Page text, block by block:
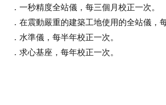
．一秒精度全站儀，每三個月校正一次。
．在震動嚴重的建築工地使用的全站儀，
．水準儀，每半年校正一次。
．求心基座，每年校正一次。